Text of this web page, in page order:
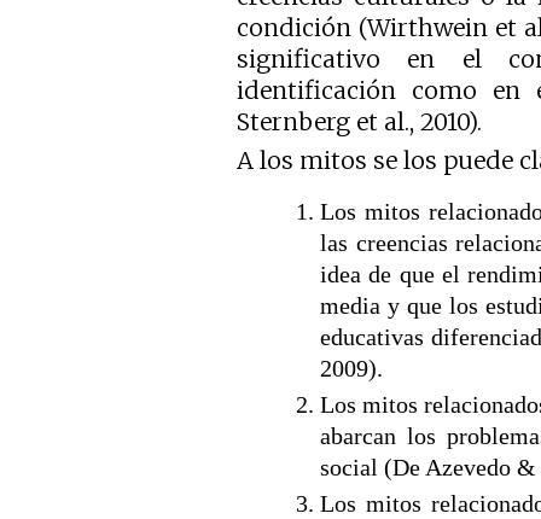
condición (Wirthwein et
significativo en el
identificación como en
Sternberg et al., 2010).
A los mitos se los puede
Los mitos
las creencias
idea de que el
media y que los
educativas
2009).
Los mitos
abarcan los
social (De Azevedo
Los mitos